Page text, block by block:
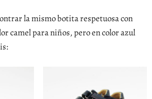
la mismo botita respetuosa con
camel para niños, pero en color azul